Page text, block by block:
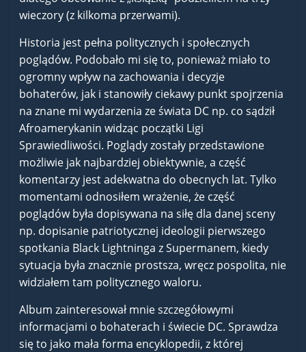
wieczory (z kilkoma przerwami).
Historia jest pełna politycznych i społecznych
poglądów. Podobało mi się to, ponieważ miało to
ogromny wpływ na zachowania i decyzje
bohaterów, jak i stanowiły ciekawy punkt spojrzenia
na znane mi wydarzenia ze świata DC np. co sądził
Afroamerykanin widząc początki Ligi
Sprawiedliwości. Poglądy zostały przedstawione
możliwie jak najbardziej obiektywnie, a część
komentarzy jest adekwatna do obecnych lat. Tylko
momentami odnosiłem wrażenie, że część
poglądów była dopisywana na siłę dla danej sceny
np. dopisanie patriotycznej ideologii pierwszego
spotkania Black Lightninga z Supermanem, kiedy
sytuacja była znacznie prostsza, wręcz pospolita, nie
widziałem tam politycznego waloru.
Album zainteresował mnie szczegółowymi
informacjami o bohaterach i świecie DC. Sprawdza
się to jako mała forma encyklopedii, z której